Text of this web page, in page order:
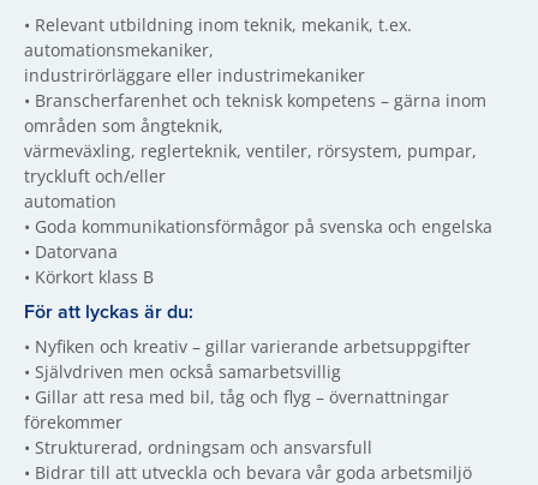
• Relevant utbildning inom teknik, mekanik, t.ex.
automationsmekaniker,
industrirörläggare eller industrimekaniker
• Branscherfarenhet och teknisk kompetens – gärna inom
områden som ångteknik,
värmeväxling, reglerteknik, ventiler, rörsystem, pumpar,
tryckluft och/eller
automation
• Goda kommunikationsförmågor på svenska och engelska
• Datorvana
• Körkort klass B
För att lyckas är du:
• Nyfiken och kreativ – gillar varierande arbetsuppgifter
• Självdriven men också samarbetsvillig
• Gillar att resa med bil, tåg och flyg – övernattningar
förekommer
• Strukturerad, ordningsam och ansvarsfull
• Bidrar till att utveckla och bevara vår goda arbetsmiljö